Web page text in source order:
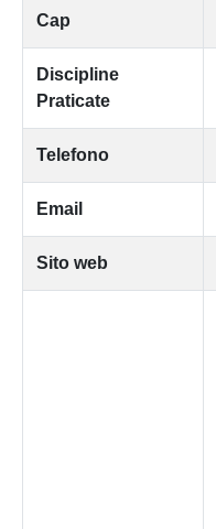
Cap
Discipline
Praticate
Telefono
Email
Sito web